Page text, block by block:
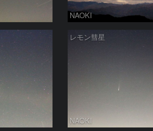
NAOKI
レモン彗星
NAOKI